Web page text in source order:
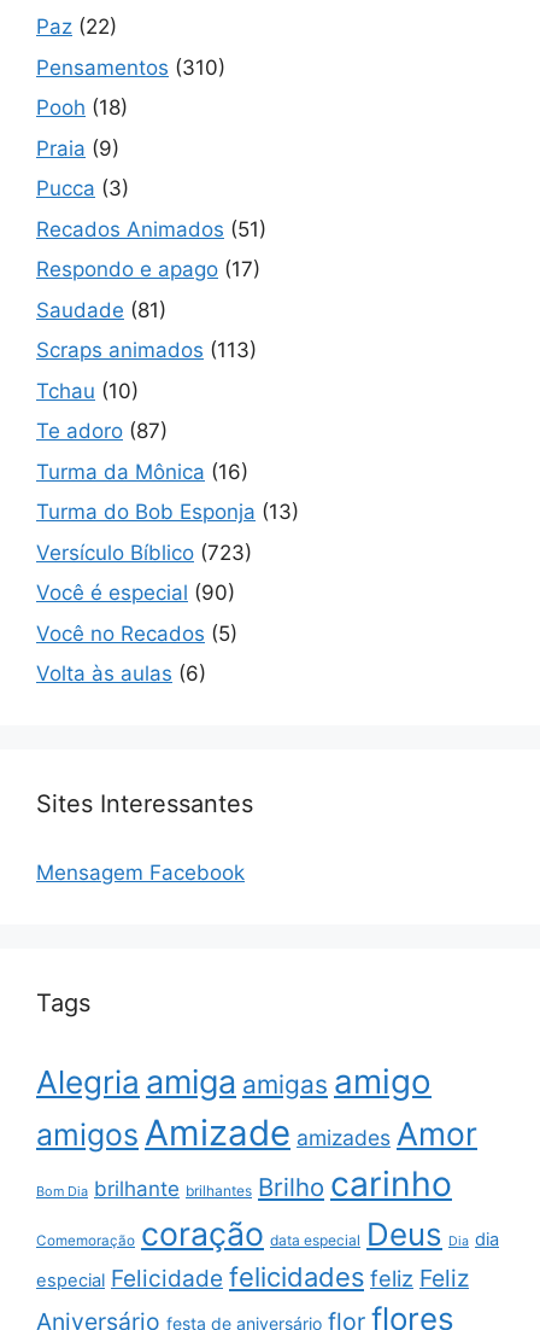
Paz (22)
Pensamentos (310)
Pooh (18)
Praia (9)
Pucca (3)
Recados Animados (51)
Respondo e apago (17)
Saudade (81)
Scraps animados (113)
Tchau (10)
Te adoro (87)
Turma da Mônica (16)
Turma do Bob Esponja (13)
Versículo Bíblico (723)
Você é especial (90)
Você no Recados (5)
Volta às aulas (6)
Sites Interessantes
Mensagem Facebook
Tags
Alegria amiga amigas amigo
amigos Amizade amizades Amor
Bom Dia brilhante brilhantes Brilho carinho
Comemoração coração data especial Deus Dia dia
especial Felicidade felicidades feliz Feliz
Aniversário festa de aniversário flor flores